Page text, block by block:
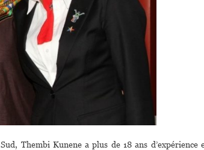
Thembi Kunene a plus de 18 ans d’expérience